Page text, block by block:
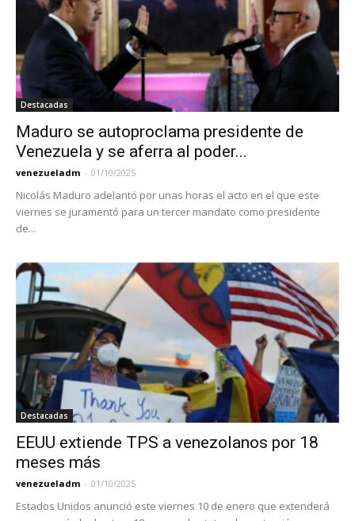
Destacadas
Maduro se autoproclama presidente de
Venezuela y se aferra al poder...
venezueladm - 01/10/2025
Nicolás Maduro adelantó por unas horas el acto en el que este
viernes se juramentó para un tercer mandato como presidente
de...
Destacadas
EEUU extiende TPS a venezolanos por 18
meses más
venezueladm - 01/10/2025
Estados Unidos anunció este viernes 10 de enero que extenderá